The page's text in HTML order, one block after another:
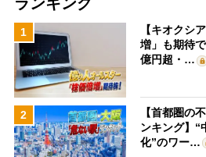
1
【キオクシ
増」も期待
億円超・…
2
【首都圏の
ンキング】“
化”のワー…